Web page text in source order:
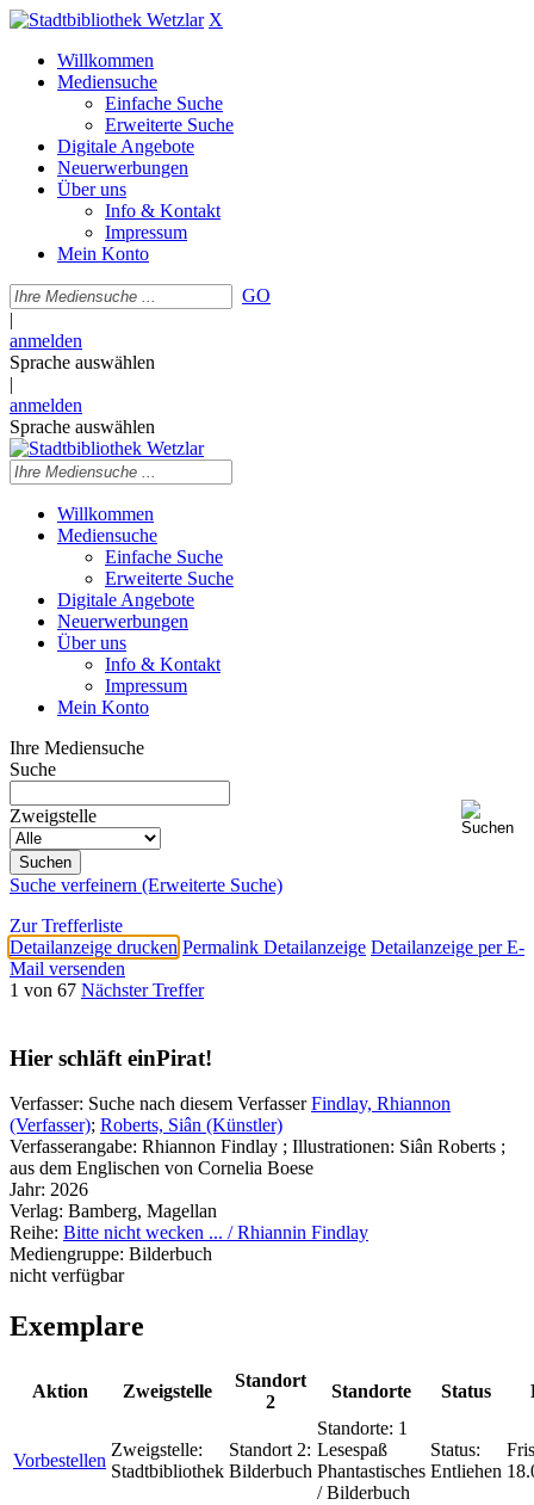
X
Willkommen
Mediensuche
Einfache Suche
Erweiterte Suche
Digitale Angebote
Neuerwerbungen
Über uns
Info & Kontakt
Impressum
Mein Konto
GO
|
anmelden
Sprache auswählen
|
anmelden
Sprache auswählen
Willkommen
Mediensuche
Einfache Suche
Erweiterte Suche
Digitale Angebote
Neuerwerbungen
Über uns
Info & Kontakt
Impressum
Mein Konto
Ihre Mediensuche
Suche
Zweigstelle
Suche verfeinern (Erweiterte Suche)
Zur Trefferliste
Detailanzeige drucken Permalink Detailanzeige Detailanzeige per E-
Mail versenden
1 von 67 Nächster Treffer
Hier schläft einPirat!
Verfasser: Suche nach diesem Verfasser Findlay, Rhiannon
(Verfasser); Roberts, Siân (Künstler)
Verfasserangabe: Rhiannon Findlay ; Illustrationen: Siân Roberts ;
aus dem Englischen von Cornelia Boese
Jahr: 2026
Verlag: Bamberg, Magellan
Reihe: Bitte nicht wecken ... / Rhiannin Findlay
Mediengruppe: Bilderbuch
nicht verfügbar
Exemplare
Aktion Zweigstelle
Standort
2
Standorte Status
Vorbestellen
Zweigstelle:
Stadtbibliothek
Standort 2:
Bilderbuch
Standorte: 1
Lesespaß
Phantastisches
/ Bilderbuch
Status:
Entliehen